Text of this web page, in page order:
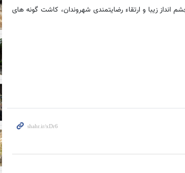
انداز زیبا و ارتقاء رضایتمندی شهروندان، کاشت گونه های